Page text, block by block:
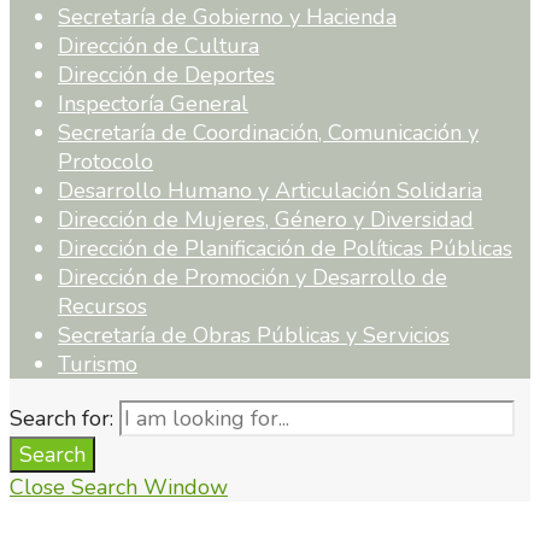
Secretaría de Gobierno y Hacienda
Dirección de Cultura
Dirección de Deportes
Inspectoría General
Secretaría de Coordinación, Comunicación y
Protocolo
Desarrollo Humano y Articulación Solidaria
Dirección de Mujeres, Género y Diversidad
Dirección de Planificación de Políticas Públicas
Dirección de Promoción y Desarrollo de
Recursos
Secretaría de Obras Públicas y Servicios
Turismo
Search for:
Search
Close Search Window